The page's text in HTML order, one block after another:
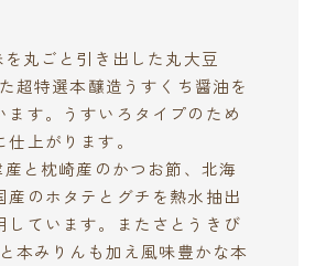
丸ごと引き出した丸大豆
超特選本醸造うすくち醤油を
ます。うすいろタイプのため
上がります。
と枕崎産のかつお節、北海
産のホタテとグチを熱水抽出
しています。またさとうきび
本みりんも加え風味豊かな本